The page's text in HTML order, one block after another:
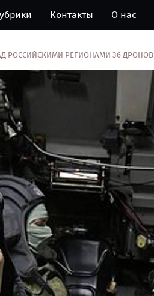
Контакты О нас
РОССИЙСКИМИ РЕГИОНАМИ 36 ДРОНОВ